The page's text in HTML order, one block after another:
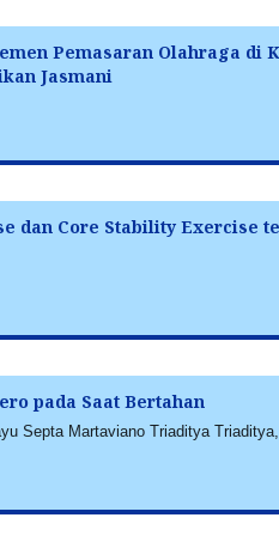
Pemasaran Olahraga di
Jasmani
dan Core Stability Exercise
pada Saat Bertahan
Septa Martaviano Triaditya